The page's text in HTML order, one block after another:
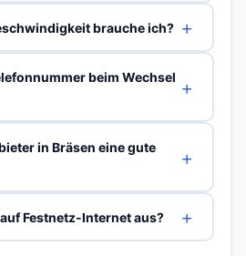
brauche ich?
beim Wechsel
in Bräsen eine gute
Festnetz-Internet aus?